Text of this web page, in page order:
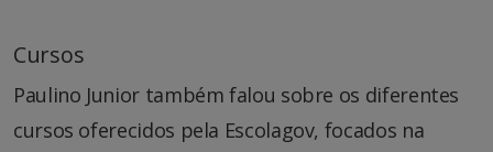
Cursos
Paulino Junior também falou sobre os diferentes
cursos oferecidos pela Escolagov, focados na